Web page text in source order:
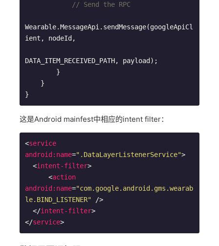
// Send the RPC
Wearable.MessageApi.sendMessage(googleApiCl
ient, nodeId,
DATA_ITEM_RECEIVED_PATH, payload);
这是Android mainfest中相应的intent filter：
<service
android:name=".DataLayerListenerService">
<intent-filter>
<action
android:name="com.google.android.gms.wearab
le.BIND_LISTENER" />
</intent-filter>
</service>